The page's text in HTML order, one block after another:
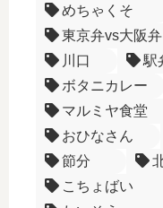
めちゃくそ
東京弁vs大阪弁
川口
駅
ボタニカレー
マルミヤ食堂
おひなさん
節分
こちょばい